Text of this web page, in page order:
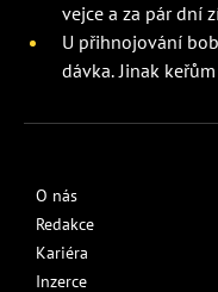
vejce a za pár dní
U přihnojování
dávka. Jinak
O nás
Redakce
Kariéra
Inzerce